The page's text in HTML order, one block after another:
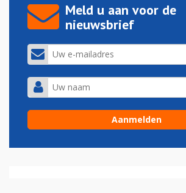
Meld u aan voor de
nieuwsbrief